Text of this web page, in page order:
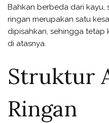
Bahkan berbeda dari kayu,
ringan merupakan satu
dipisahkan, sehingga
di atasnya.
Struktur
Ringan